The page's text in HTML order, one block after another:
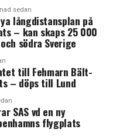
småningom inriktar
och att politikerna
idag talar om att det
om en tid som
säger Caroline
Sydsvenskan.
til de mange
der i øjeblikket ligger
en
sedan
långdistansplan på
– kan skaps 25 000
södra Sverige
till Fehmarn Bält-
– döps till Lund
SAS vd en ny
flygplats